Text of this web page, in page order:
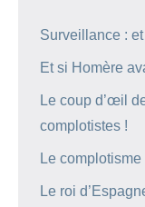
Surveillance :
Et si Homère
Le coup d’œil
complotistes !
Le
Le roi